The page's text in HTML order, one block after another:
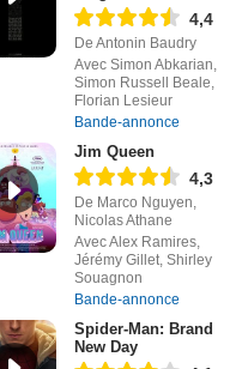
4,4
De Antonin Baudry
Avec Simon Abkarian,
Simon Russell Beale,
Florian Lesieur
Bande-annonce
Jim Queen
4,3
De Marco Nguyen,
Nicolas Athane
Avec Alex Ramires,
Jérémy Gillet, Shirley
Souagnon
Bande-annonce
Spider-Man: Brand
New Day